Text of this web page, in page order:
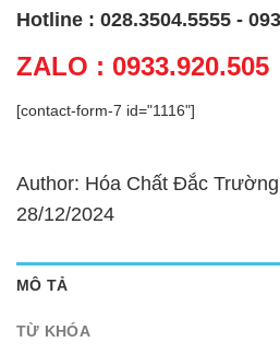
Hotline : 028.3504.5555 -
ZALO : 0933.920.505
[contact-form-7 id="1116"]
Author: Hóa Chất Đắc
28/12/2024
MÔ TẢ
TỪ KHÓA